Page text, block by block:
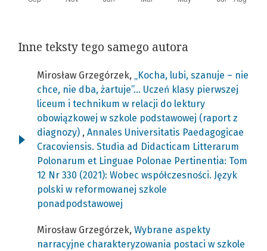
Inne teksty tego samego autora
Mirosław Grzegórzek, „Kocha, lubi, szanuje – nie
chce, nie dba, żartuje”... Uczeń klasy pierwszej
liceum i technikum w relacji do lektury
obowiązkowej w szkole podstawowej (raport z
diagnozy) , Annales Universitatis Paedagogicae
Cracoviensis. Studia ad Didacticam Litterarum
Polonarum et Linguae Polonae Pertinentia: Tom
12 Nr 330 (2021): Wobec współczesności. Język
polski w reformowanej szkole
ponadpodstawowej
Mirosław Grzegórzek, Wybrane aspekty
narracyjne charakteryzowania postaci w szkole